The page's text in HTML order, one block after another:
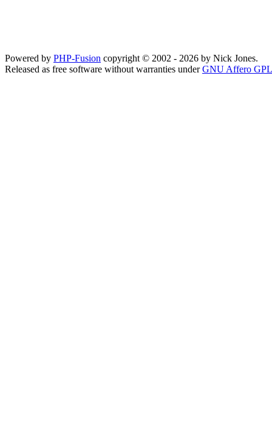
Powered by PHP-Fusion copyright © 2002 - 2026 by Nick Jones.
Released as free software without warranties underGNU Affero GPL